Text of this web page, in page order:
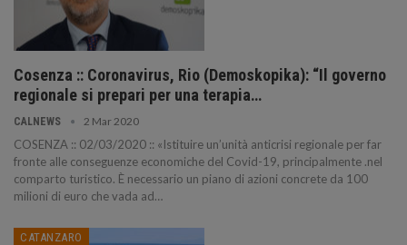
Cosenza :: Coronavirus, Rio (Demoskopika): “Il governo
regionale si prepari per una terapia…
CALNEWS 2 Mar 2020
COSENZA :: 02/03/2020 :: «Istituire un’unità anticrisi regionale per far
fronte alle conseguenze economiche del Covid-19, principalmente .nel
comparto turistico. È necessario un piano di azioni concrete da 100
milioni di euro che vada ad…
CATANZARO